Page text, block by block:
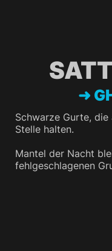
Schwarze Gurte,
Stelle halten.
Mantel der Nacht
fehlgeschlagenen